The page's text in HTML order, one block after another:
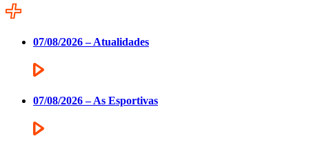
07/08/2026 – Atualidades
07/08/2026 – As Esportivas